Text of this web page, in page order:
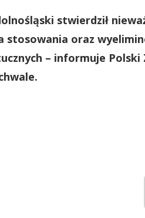
stwierdził
stosowania oraz
– informuje